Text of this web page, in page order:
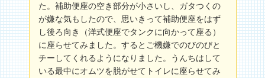
た。補助便座の空き部分が小さいし、ガタつくの
が嫌な気もしたので、思いきって補助便座をはず
し後ろ向き（洋式便座でタンクに向かって座る）
に座らせてみました。するとご機嫌でのびのびと
チーしてくれるようになりました。うんちはして
いる最中にオムツを脱がせてトイレに座らせてみ